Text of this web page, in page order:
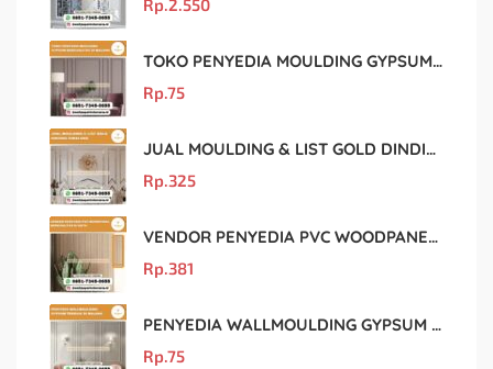
Rp.2.550
TOKO PENYEDIA MOULDING GYPSUM BERKUALITAS DI MALANG
Rp.75
JUAL MOULDING & LIST GOLD DINDING DI MALANG
Rp.325
VENDOR PENYEDIA PVC WOODPANEL BERKUALITAS DI BATU
Rp.381
PENYEDIA WALLMOULDING GYPSUM TERBAIK DI MALANG
Rp.75